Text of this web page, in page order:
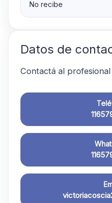
No recibe
Datos de
Contactá al profesional